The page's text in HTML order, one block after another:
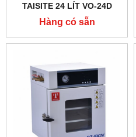
TAISITE 24 LÍT VO-24D
Hàng có sẵn